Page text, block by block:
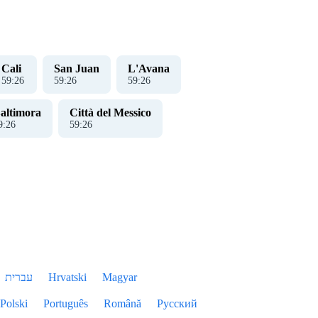
Cali
59:26
San Juan
59:26
L'Avana
59:26
:26
Città del Messico
59:26
עברית Hrvatski Magyar
Polski Português Română Русский